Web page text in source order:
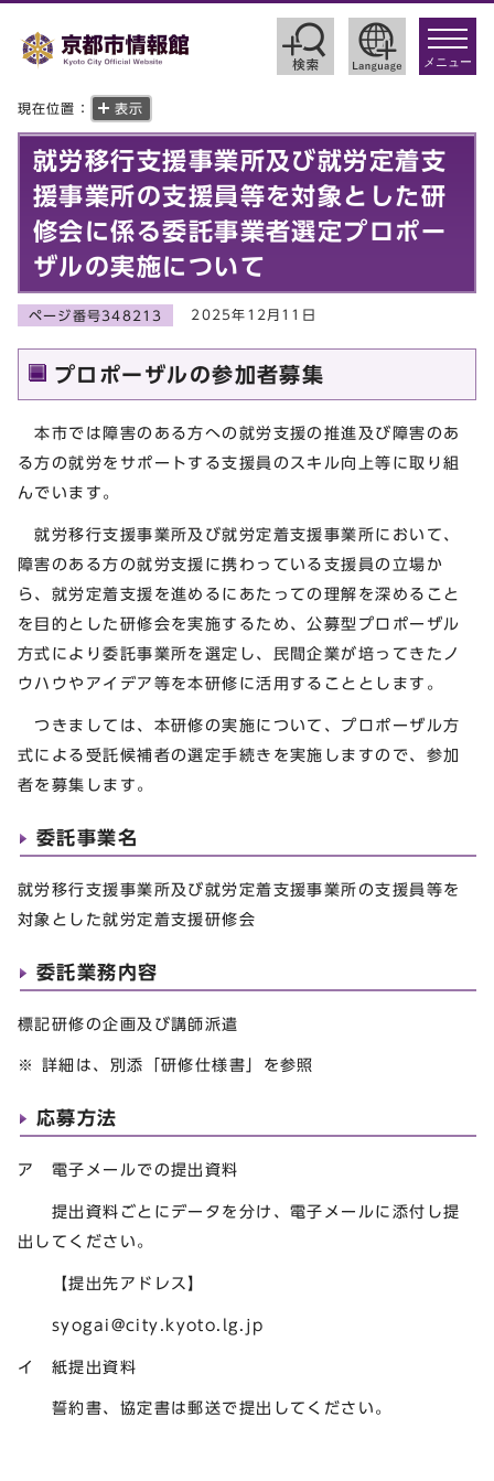
toggle
メニュー
現在位置： 表示
就労移行支援事業所及び就労定着支
援事業所の支援員等を対象とした研
修会に係る委託事業者選定プロポー
ザルの実施について
ページ番号348213 2025年12月11日
プロポーザルの参加者募集
本市では障害のある方への就労支援の推進及び障害のあ
る方の就労をサポートする支援員のスキル向上等に取り組
んでいます。
就労移行支援事業所及び就労定着支援事業所において、
障害のある方の就労支援に携わっている支援員の立場か
ら、就労定着支援を進めるにあたっての理解を深めること
を目的とした研修会を実施するため、公募型プロポーザル
方式により委託事業所を選定し、民間企業が培ってきたノ
ウハウやアイデア等を本研修に活用することとします。
つきましては、本研修の実施について、プロポーザル方
式による受託候補者の選定手続きを実施しますので、参加
者を募集します。
委託事業名
就労移行支援事業所及び就労定着支援事業所の支援員等を
対象とした就労定着支援研修会
委託業務内容
標記研修の企画及び講師派遣
※ 詳細は、別添「研修仕様書」を参照
応募方法
ア 電子メールでの提出資料
提出資料ごとにデータを分け、電子メールに添付し提
出してください。
【提出先アドレス】
syogai@city.kyoto.lg.jp
イ 紙提出資料
誓約書、協定書は郵送で提出してください。